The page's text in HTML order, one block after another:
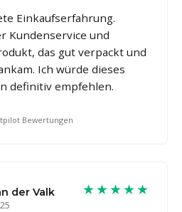
Einkaufserfahrung.
Kundenservice und
das gut verpackt und
Ich würde dieses
definitiv empfehlen.
Bewertungen
der Valk
★★★★★